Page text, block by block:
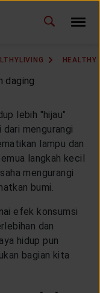
HEALTHY
lebih "hijau"
dari mengurangi
lampu dan
langkah kecil
mengurangi
bumi.
efek konsumsi
dan
hidup pun
bagian kita
ID EN